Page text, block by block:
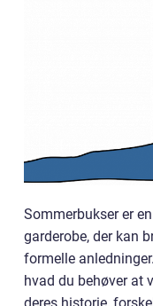
Sommerbukser er
garderobe, der kan
formelle
hvad du behøver at